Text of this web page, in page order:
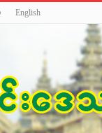
English